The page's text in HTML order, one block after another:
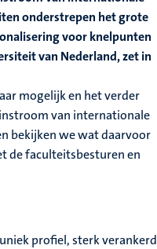
onderstrepen het grote
voor knelpunten
van Nederland, zet in
mogelijk en het verder
van internationale
bekijken we wat daarvoor
de faculteitsbesturen en
profiel, sterk verankerd